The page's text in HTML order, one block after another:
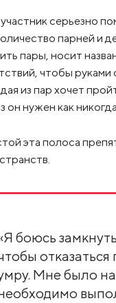
серьезно
парней и
пары, носит
чтобы
из пар хочет
он нужен как никогда.
эта полоса
боюсь
Мне было